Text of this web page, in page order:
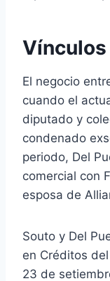
El negocio
cuando el
diputado y
condenado
periodo, Del
comercial con
esposa de
Souto y Del
en Créditos
23 de